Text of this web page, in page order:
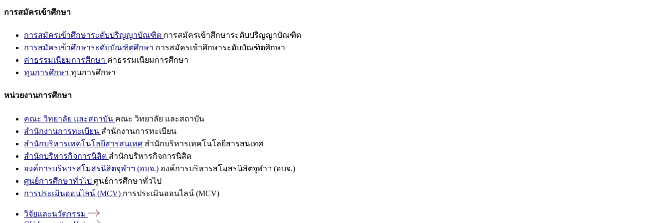
การสมัครเข้าศึกษา
การสมัครเข้าศึกษาระดับปริญญาบัณฑิต การสมัครเข้าศึกษาระดับปริญญาบัณฑิต
การสมัครเข้าศึกษาระดับบัณฑิตศึกษา การสมัครเข้าศึกษาระดับบัณฑิตศึกษา
ค่าธรรมเนียมการศึกษา ค่าธรรมเนียมการศึกษา
ทุนการศึกษา ทุนการศึกษา
หน่วยงานการศึกษา
คณะ วิทยาลัย และสถาบัน คณะ วิทยาลัย และสถาบัน
สำนักงานการทะเบียน สำนักงานการทะเบียน
สำนักบริหารเทคโนโลยีสารสนเทศ สำนักบริหารเทคโนโลยีสารสนเทศ
สำนักบริหารกิจการนิสิต สำนักบริหารกิจการนิสิต
องค์การบริหารสโมสรนิสิตจุฬาฯ (อบจ.) องค์การบริหารสโมสรนิสิตจุฬาฯ (อบจ.)
ศูนย์การศึกษาทั่วไป ศูนย์การศึกษาทั่วไป
การประเมินออนไลน์ (MCV) การประเมินออนไลน์ (MCV)
วิจัยและนวัตกรรม